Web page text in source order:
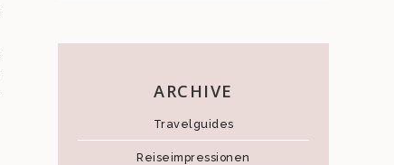
ARCHIVE
Travelguides
Reiseimpressionen